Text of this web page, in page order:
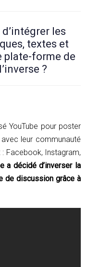
les
textes et
plate-forme de
?
YouTube pour poster
leur communauté
Facebook, Instagram,
a décidé d’inverser la
de discussion grâce à